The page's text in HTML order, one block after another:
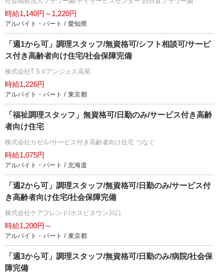
時給1,140円～1,220円
アルバイト・パート / 愛知県
「週1から可」調理スタッフ/無資格可/シフト相談可/サービ
ス付き高齢者向け住宅/社会保障完備
株式会社T.S.I/アンジェス高尾
時給1,226円
アルバイト・パート / 東京都
「福祉調理スタッフ」無資格可/日勤のみ/サービス付き高齢
者向け住宅
株式会社カゼル/サービス付き高齢者向け住宅 つなぐ
時給1,075円
アルバイト・パート / 北海道
「週2から可」調理スタッフ/無資格可/日勤のみ/サービス付
き高齢者向け住宅/社会保障完備
株式会社ケアフレンド/ホスピタウン川口
時給1,200円～
アルバイト・パート / 東京都
「週3から可」調理スタッフ/無資格可/日勤のみ/病院/社会保
障完備